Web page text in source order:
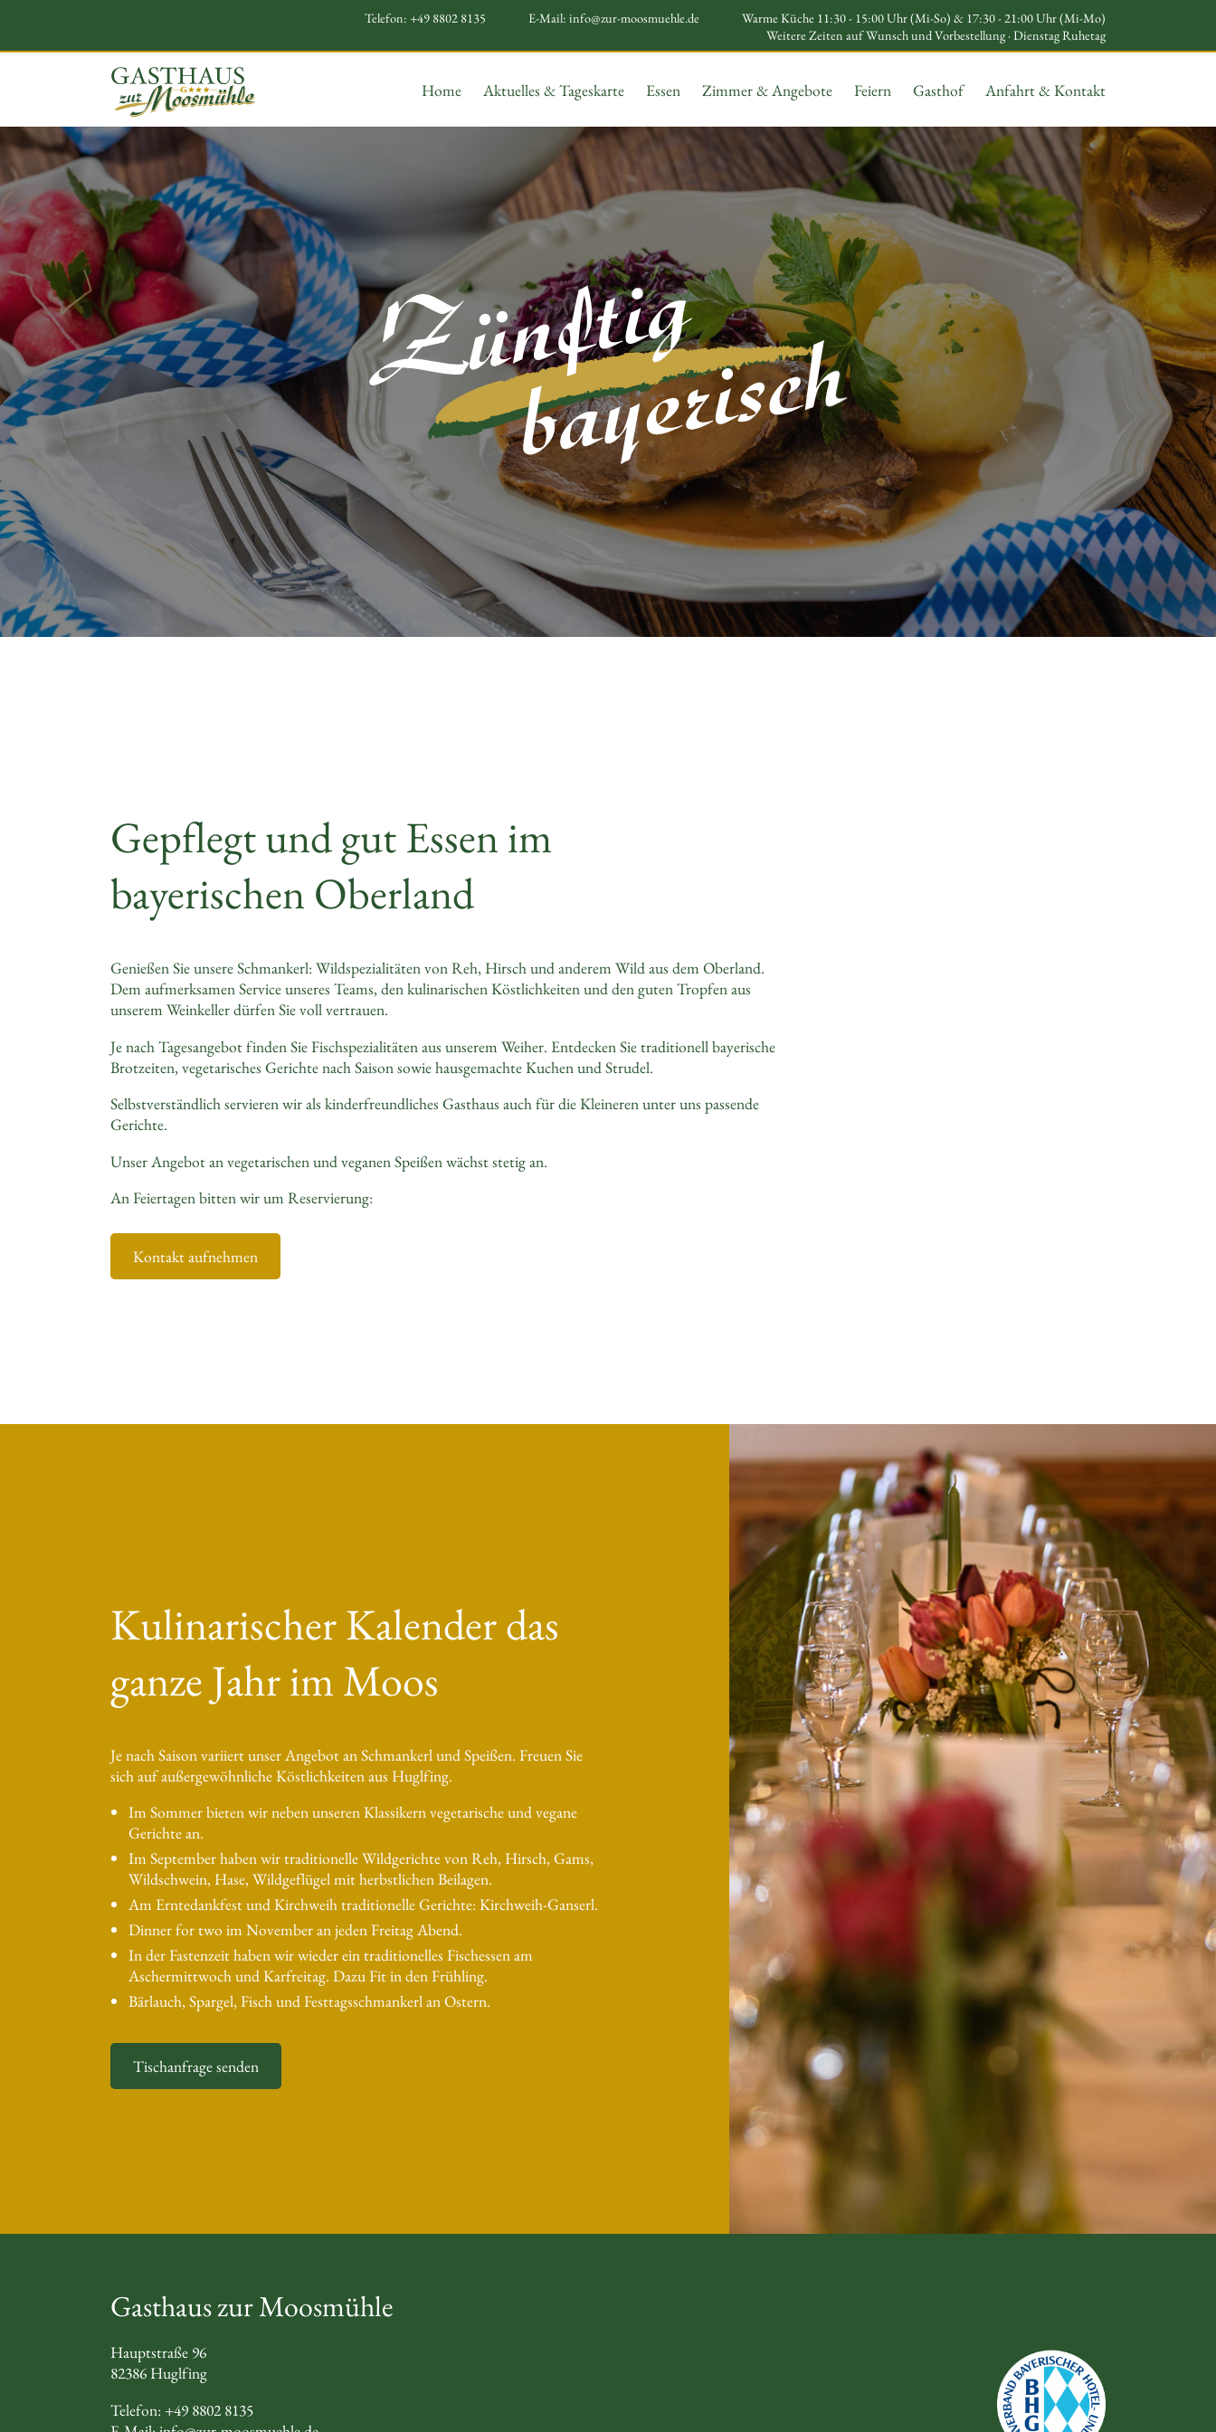
Telefon: +49 8802 8135 E-Mail: info@zur-moosmuehle.de
Warme Küche 11:30 - 15:00 Uhr (Mi-So) & 17:30 - 21:00 Uhr (Mi-Mo)
Weitere Zeiten auf Wunsch und Vorbestellung · Dienstag Ruhetag
Home Aktuelles & Tageskarte Essen Zimmer & Angebote Feiern Gasthof Anfahrt & Kontakt
Gepflegt und gut Essen im
bayerischen Oberland
Genießen Sie unsere Schmankerl: Wildspezialitäten von Reh, Hirsch und anderem Wild aus dem Oberland.
Dem aufmerksamen Service unseres Teams, den kulinarischen Köstlichkeiten und den guten Tropfen aus
unserem Weinkeller dürfen Sie voll vertrauen.
Je nach Tagesangebot finden Sie Fischspezialitäten aus unserem Weiher. Entdecken Sie traditionell bayerische
Brotzeiten, vegetarisches Gerichte nach Saison sowie hausgemachte Kuchen und Strudel.
Selbstverständlich servieren wir als kinderfreundliches Gasthaus auch für die Kleineren unter uns passende
Gerichte.
Unser Angebot an vegetarischen und veganen Speißen wächst stetig an.
An Feiertagen bitten wir um Reservierung:
Kontakt aufnehmen
Kulinarischer Kalender das
ganze Jahr im Moos
Je nach Saison variiert unser Angebot an Schmankerl und Speißen. Freuen Sie
sich auf außergewöhnliche Köstlichkeiten aus Huglfing.
Im Sommer bieten wir neben unseren Klassikern vegetarische und vegane
Gerichte an.
Im September haben wir traditionelle Wildgerichte von Reh, Hirsch, Gams,
Wildschwein, Hase, Wildgeflügel mit herbstlichen Beilagen.
Am Erntedankfest und Kirchweih traditionelle Gerichte: Kirchweih-Ganserl.
Dinner for two im November an jeden Freitag Abend.
In der Fastenzeit haben wir wieder ein traditionelles Fischessen am
Aschermittwoch und Karfreitag. Dazu Fit in den Frühling.
Bärlauch, Spargel, Fisch und Festtagsschmankerl an Ostern.
Tischanfrage senden
Gasthaus zur Moosmühle
Hauptstraße 96
82386 Huglfing
Telefon: +49 8802 8135